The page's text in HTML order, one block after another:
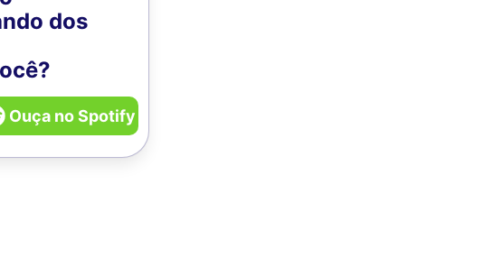
dos
Ouça no Spotify